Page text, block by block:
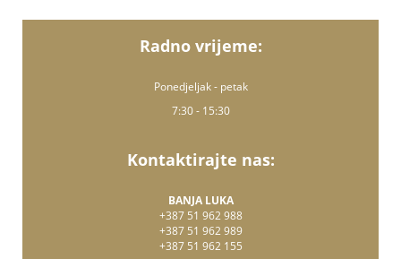
Radno vrijeme:
Ponedjeljak - petak
7:30 - 15:30
Kontaktirajte nas:
BANJA LUKA
+387 51 962 988
+387 51 962 989
+387 51 962 155